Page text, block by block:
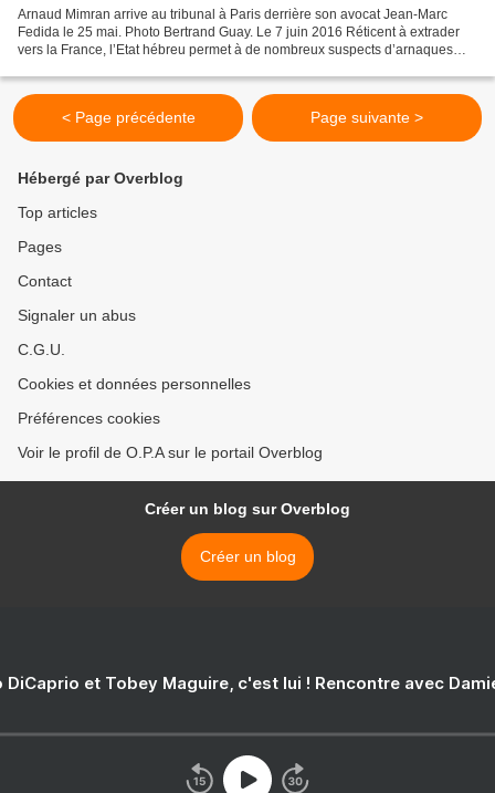
Arnaud Mimran arrive au tribunal à Paris derrière son avocat Jean-Marc
Fedida le 25 mai. Photo Bertrand Guay. Le 7 juin 2016 Réticent à extrader
vers la France, l’Etat hébreu permet à de nombreux suspects d’arnaques
< Page précédente Page suivante >
Hébergé par Overblog
Top articles
Pages
Contact
Signaler un abus
C.G.U.
Cookies et données personnelles
Préférences cookies
Voir le profil de O.P.A sur le portail Overblog
Créer un blog sur Overblog
Créer un blog
DiCaprio et Tobey Maguire, c'est lui ! Rencontre avec